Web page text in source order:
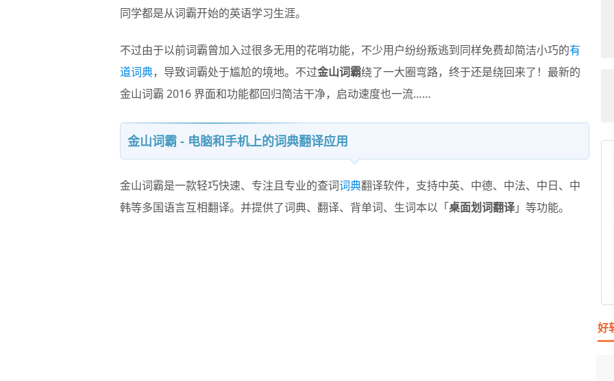
同学都是从词霸开始的英语学习生涯。
不过由于以前词霸曾加入过很多无用的花哨功能，不少用户纷纷叛逃到同样免费却简洁小巧的有
道词典，导致词霸处于尴尬的境地。不过金山词霸绕了一大圈弯路，终于还是绕回来了！最新的
金山词霸 2016 界面和功能都回归简洁干净，启动速度也一流……
金山词霸 - 电脑和手机上的词典翻译应用
金山词霸是一款轻巧快速、专注且专业的查词词典翻译软件，支持中英、中德、中法、中日、中
韩等多国语言互相翻译。并提供了词典、翻译、背单词、生词本以「桌面划词翻译」等功能。
好